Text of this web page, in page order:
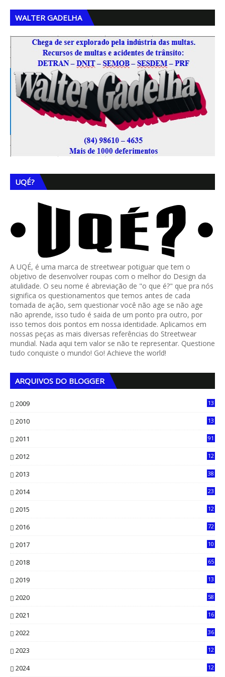
WALTER GADELHA
UQÉ?
A UQÉ, é uma marca de streetwear potiguar que tem o
objetivo de desenvolver roupas com o melhor do Design da
atulidade. O seu nome é abreviação de "o que é?" que pra nós
significa os questionamentos que temos antes de cada
tomada de ação, sem questionar você não age se não age
não aprende, isso tudo é saida de um ponto pra outro, por
isso temos dois pontos em nossa identidade. Aplicamos em
nossas peças as mais diversas referências do Streetwear
mundial. Nada aqui tem valor se não te representar. Questione
tudo conquiste o mundo! Go! Achieve the world!
ARQUIVOS DO BLOGGER
2009
13
2010
13
2011 91
2012
12
2013
38
2014
23
2015
12
2016
72
2017 10
2018 65
2019
13
2020
58
2021
16
2022
36
2023
12
2024
12